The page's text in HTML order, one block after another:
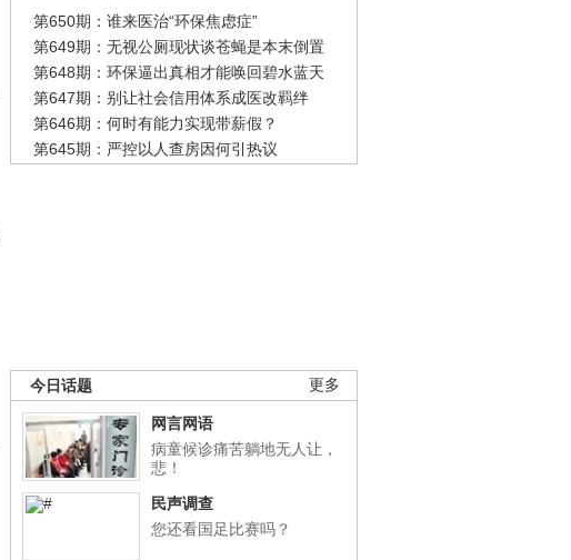
第650期：谁来医治“环保焦虑症”
第649期：无视公厕现状谈苍蝇是本末倒置
第648期：环保逼出真相才能唤回碧水蓝天
第647期：别让社会信用体系成医改羁绊
第646期：何时有能力实现带薪假？
第645期：严控以人查房因何引热议
更多
今日话题
网言网语
病童候诊痛苦躺地无人让，
悲！
民声调查
您还看国足比赛吗？